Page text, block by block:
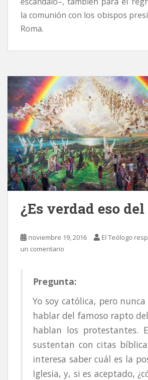
la comunión con los obispos
Roma.
¿Es verdad eso
noviembre 19, 2016 El Teólogo
un comentario
Pregunta:
Yo soy católica, pero
hablar del famoso rapto
hablan los protestantes.
sustentan con citas
interesa saber cuál es la
Iglesia, y, si es aceptado,